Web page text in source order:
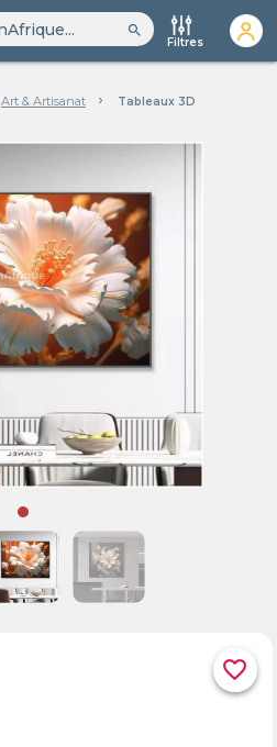
search
Filtres
Art & Artisanat Tableaux 3D
favorite_border